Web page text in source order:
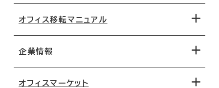
地図から探す
路線・駅から探す
オフィス移転マニュアル
移転コストシミュレーション
企業情報
オフィスマーケット